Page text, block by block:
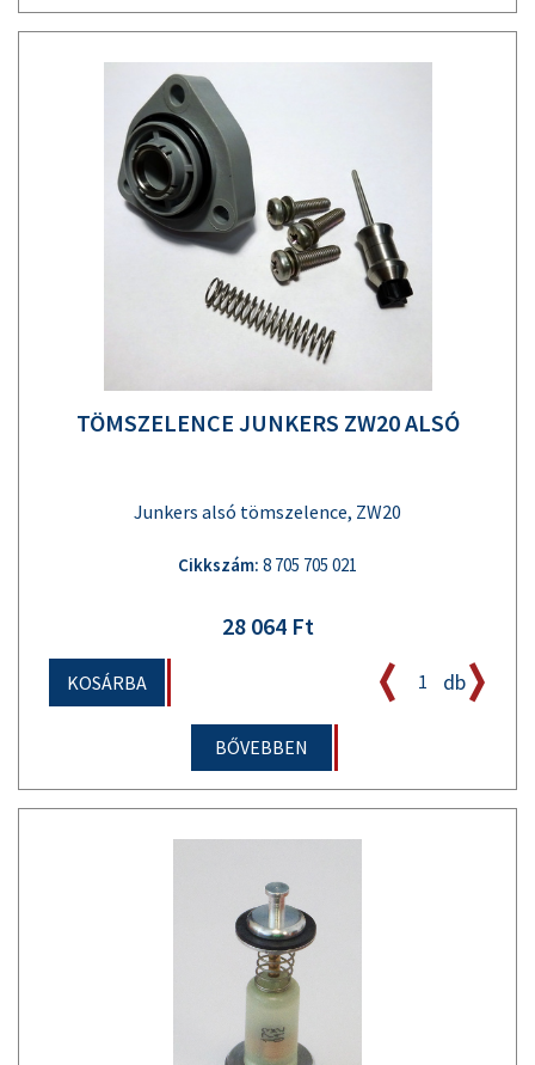
TÖMSZELENCE JUNKERS ZW20 ALSÓ
Junkers alsó tömszelence, ZW20
Cikkszám: 8 705 705 021
28 064 Ft
KOSÁRBA db
BŐVEBBEN